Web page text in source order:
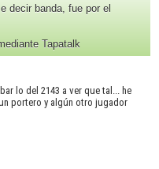
decir banda, fue por el
Tapatalk
lo del 2143 a ver que tal... he
portero y algún otro jugador